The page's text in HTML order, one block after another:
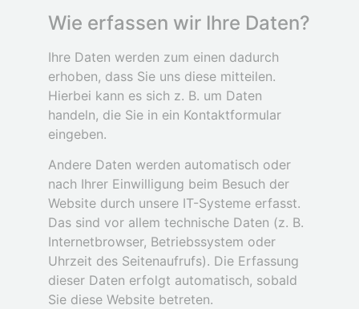
Wie erfassen wir Ihre Daten?
Ihre Daten werden zum einen dadurch
erhoben, dass Sie uns diese mitteilen.
Hierbei kann es sich z. B. um Daten
handeln, die Sie in ein Kontaktformular
eingeben.
Andere Daten werden automatisch oder
nach Ihrer Einwilligung beim Besuch der
Website durch unsere IT-Systeme erfasst.
Das sind vor allem technische Daten (z. B.
Internetbrowser, Betriebssystem oder
Uhrzeit des Seitenaufrufs). Die Erfassung
dieser Daten erfolgt automatisch, sobald
Sie diese Website betreten.